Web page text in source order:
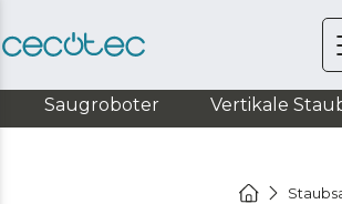
Saugroboter Vertikale